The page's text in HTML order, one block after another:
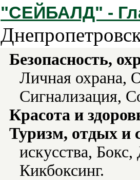
"СЕЙБАЛД" -
Безопасность,
Личная охрана,
Сигнализация,
Красота и
Туризм, отдых и
искусства,
Кикбоксинг.